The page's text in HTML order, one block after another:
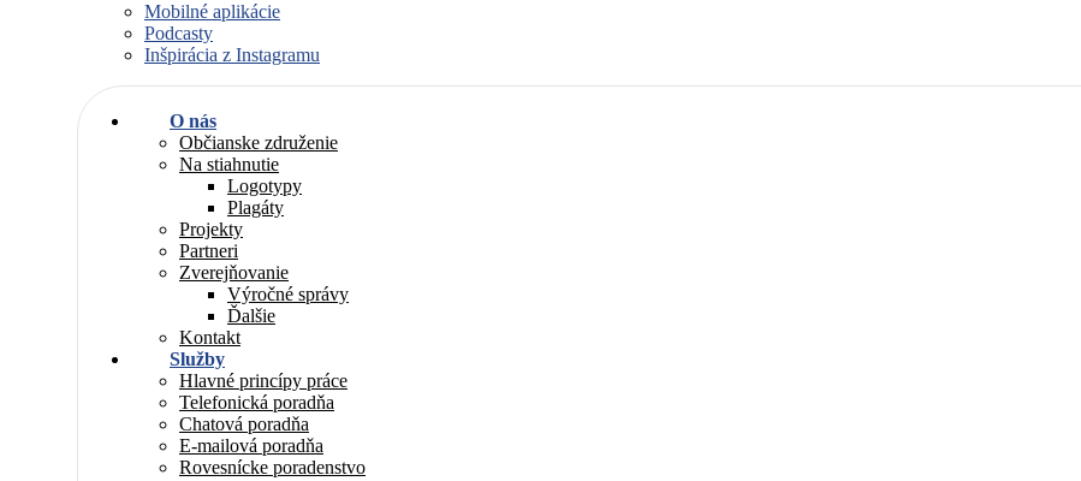
Mobilné aplikácie
Podcasty
Inšpirácia z Instagramu
O nás
Občianske združenie
Na stiahnutie
Logotypy
Plagáty
Projekty
Partneri
Zverejňovanie
Výročné správy
Ďalšie
Kontakt
Služby
Hlavné princípy práce
Telefonická poradňa
Chatová poradňa
E-mailová poradňa
Rovesnícke poradenstvo